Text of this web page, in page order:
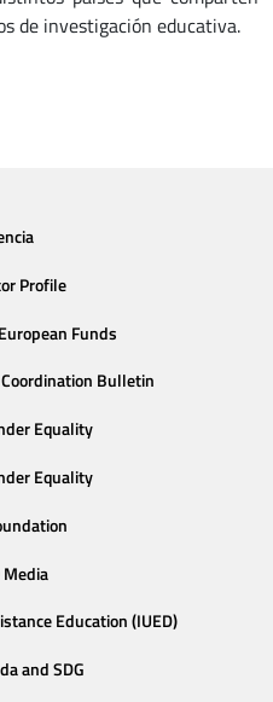
de investigación educativa.
Profile
Funds
Bulletin
Equality
Equality
Media
Education (IUED)
and SDG